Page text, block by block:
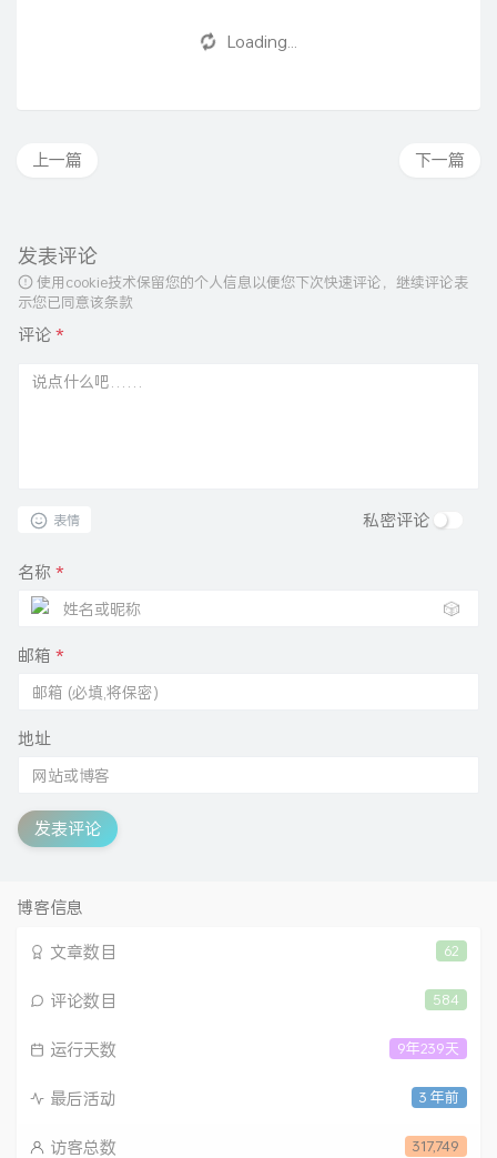
Loading...
下一篇
上一篇
发表评论
使用cookie技术保留您的个人信息以便您下次快速评论，继续评论表
示您已同意该条款
评论*
表情 私密评论
名称*
🎲
邮箱 *
地址
发表评论
博客信息
62
文章数目
584
评论数目
9年239天
运行天数
3 年前
最后活动
317,749
访客总数